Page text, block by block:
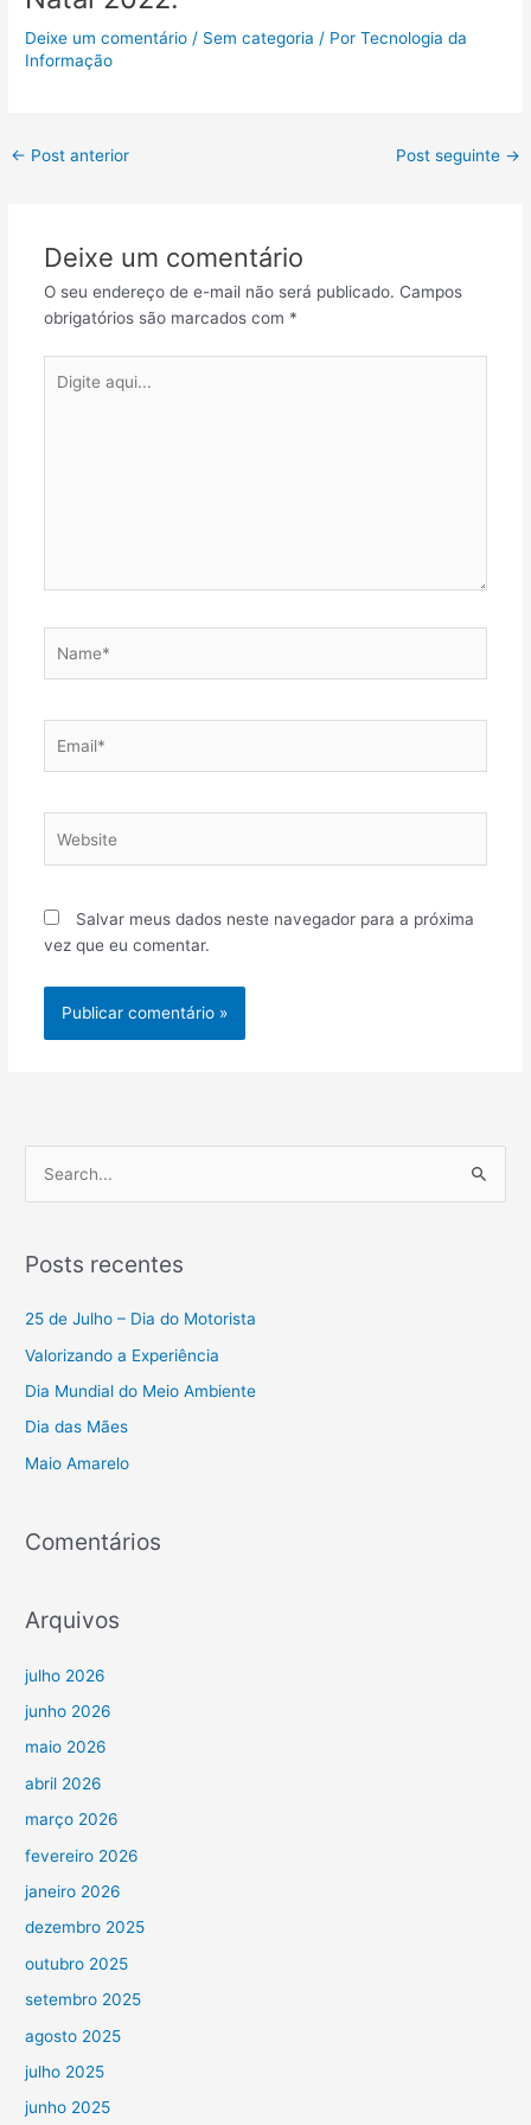
Deixe um comentário / Sem categoria / PorTecnologia da
Informação
← Post anterior Post seguinte →
Deixe um comentário
O seu endereço de e-mail não será publicado. Campos
obrigatórios são marcados com *
aqui...
Salvar meus dados neste navegador para a próxima
vez que eu comentar.
q
a
r
p
r
Posts recentes
25 de Julho – Dia do Motorista
Valorizando a Experiência
Dia Mundial do Meio Ambiente
Dia das Mães
Maio Amarelo
Comentários
Arquivos
julho 2026
junho 2026
maio 2026
abril 2026
março 2026
fevereiro 2026
janeiro 2026
dezembro 2025
outubro 2025
setembro 2025
agosto 2025
julho 2025
junho 2025